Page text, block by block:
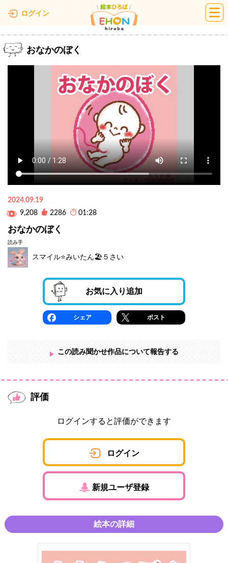
ログイン 絵本ひろば
おなかのぼく
2024.09.19
9,208
2286 01:28
おなかのぼく
読み手
スマイル⭐️みいたん🏖５さい
お気に入り追加
シェア ポスト
この読み聞かせ作品について報告する
評価
ログインすると評価ができます
ログイン
新規ユーザ登録
絵本の詳細